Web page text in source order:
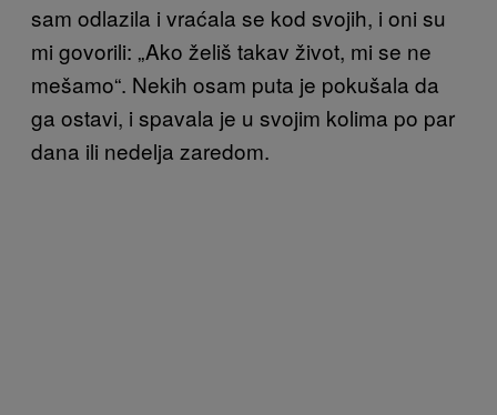
sam odlazila i vraćala se kod svojih, i oni su
mi govorili: „Ako želiš takav život, mi se ne
mešamo“. Nekih osam puta je pokušala da
ga ostavi, i spavala je u svojim kolima po par
dana ili nedelja zaredom.